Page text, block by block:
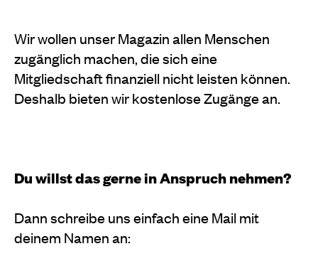
Wir wollen unser Magazin allen Menschen
zugänglich machen, die sich eine
Mitgliedschaft finanziell nicht leisten können.
Deshalb bieten wir kostenlose Zugänge an.
Du willst das gerne in Anspruch nehmen?
Dann schreibe uns einfach eine Mail mit
deinem Namen an: